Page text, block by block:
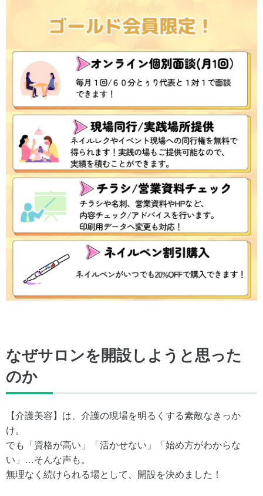
なぜサロンを開設しようと思った
のか
【介護美容】は、介護の現場を明るくする素敵なきっか
け。
でも「資格が高い」「活かせない」「始め方がわからな
い」…そんな声も。
無理なく続けられる場として、開設を決めました！